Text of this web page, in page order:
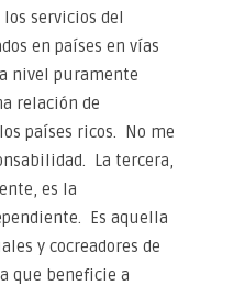
servicios del
en países en vías
nivel puramente
relación de
países ricos. No me
La tercera,
es la
Es aquella
y cocreadores de
que beneficie a